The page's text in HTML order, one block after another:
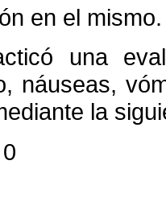
en el mismo.
una
náuseas,
la